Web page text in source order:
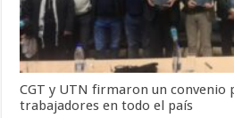
CGT y UTN firmaron un convenio
trabajadores en todo el país